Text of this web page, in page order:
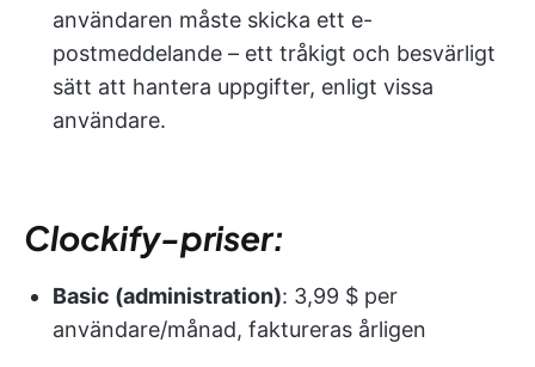
användaren måste skicka ett e-
postmeddelande – ett tråkigt och besvärligt
sätt att hantera uppgifter, enligt vissa
användare.
Clockify-priser:
Basic (administration): 3,99 $ per
användare/månad, faktureras årligen